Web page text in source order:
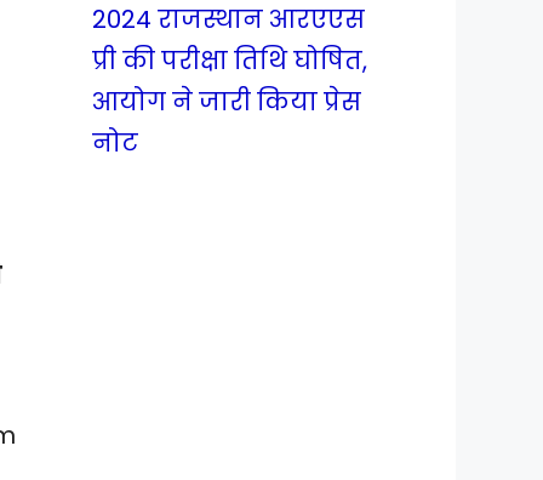
2024 राजस्थान आरएएस
प्री की परीक्षा तिथि घोषित,
आयोग ने जारी किया प्रेस
नोट